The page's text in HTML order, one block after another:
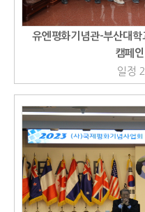
유엔평화기념관-부산대
캠페
일정